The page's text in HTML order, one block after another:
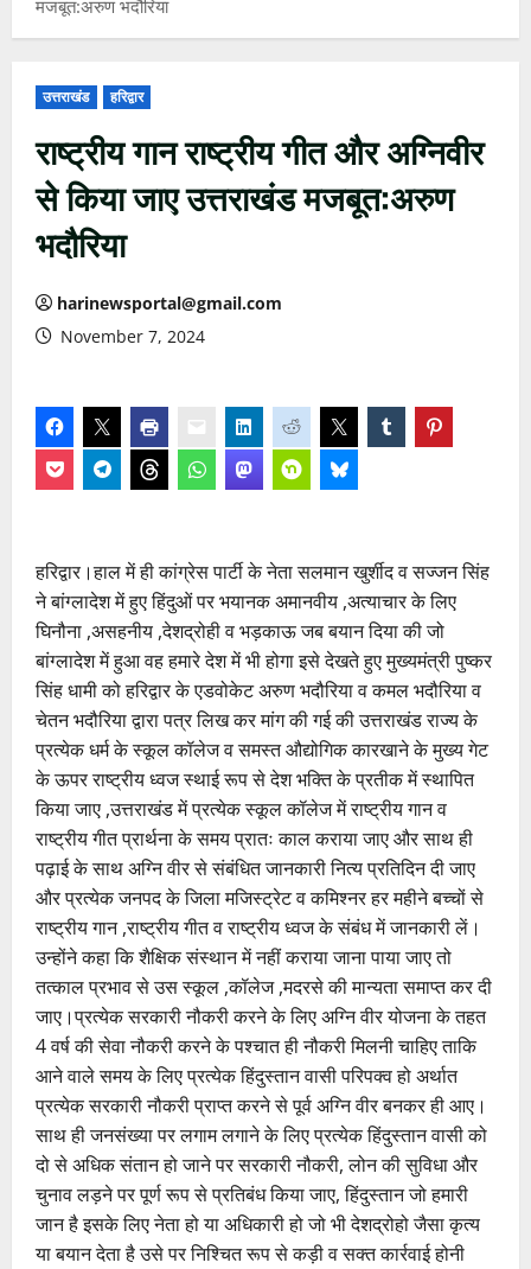
मजबूत:अरुण भदौरिया
उत्तराखंड हरिद्वार
राष्ट्रीय गान राष्ट्रीय गीत और अग्निवीर
से किया जाए उत्तराखंड मजबूत:अरुण
भदौरिया
harinewsportal@gmail.com
November 7, 2024
हरिद्वार।हाल में ही कांग्रेस पार्टी के नेता सलमान खुर्शीद व सज्जन सिंह
ने बांग्लादेश में हुए हिंदुओं पर भयानक अमानवीय ,अत्याचार के लिए
घिनौना ,असहनीय ,देशद्रोही व भड़काऊ जब बयान दिया की जो
बांग्लादेश में हुआ वह हमारे देश में भी होगा इसे देखते हुए मुख्यमंत्री पुष्कर
सिंह धामी को हरिद्वार के एडवोकेट अरुण भदौरिया व कमल भदौरिया व
चेतन भदौरिया द्वारा पत्र लिख कर मांग की गई की उत्तराखंड राज्य के
प्रत्येक धर्म के स्कूल कॉलेज व समस्त औद्योगिक कारखाने के मुख्य गेट
के ऊपर राष्ट्रीय ध्वज स्थाई रूप से देश भक्ति के प्रतीक में स्थापित
किया जाए ,उत्तराखंड में प्रत्येक स्कूल कॉलेज में राष्ट्रीय गान व
राष्ट्रीय गीत प्रार्थना के समय प्रातः काल कराया जाए और साथ ही
पढ़ाई के साथ अग्नि वीर से संबंधित जानकारी नित्य प्रतिदिन दी जाए
और प्रत्येक जनपद के जिला मजिस्ट्रेट व कमिश्नर हर महीने बच्चों से
राष्ट्रीय गान ,राष्ट्रीय गीत व राष्ट्रीय ध्वज के संबंध में जानकारी लें।
उन्होंने कहा कि शैक्षिक संस्थान में नहीं कराया जाना पाया जाए तो
तत्काल प्रभाव से उस स्कूल ,कॉलेज ,मदरसे की मान्यता समाप्त कर दी
जाए।प्रत्येक सरकारी नौकरी करने के लिए अग्नि वीर योजना के तहत
4 वर्ष की सेवा नौकरी करने के पश्चात ही नौकरी मिलनी चाहिए ताकि
आने वाले समय के लिए प्रत्येक हिंदुस्तान वासी परिपक्व हो अर्थात
प्रत्येक सरकारी नौकरी प्राप्त करने से पूर्व अग्नि वीर बनकर ही आए।
साथ ही जनसंख्या पर लगाम लगाने के लिए प्रत्येक हिंदुस्तान वासी को
दो से अधिक संतान हो जाने पर सरकारी नौकरी, लोन की सुविधा और
चुनाव लड़ने पर पूर्ण रूप से प्रतिबंध किया जाए, हिंदुस्तान जो हमारी
जान है इसके लिए नेता हो या अधिकारी हो जो भी देशद्रोहो जैसा कृत्य
या बयान देता है उसे पर निश्चित रूप से कड़ी व सक्त कार्रवाई होनी